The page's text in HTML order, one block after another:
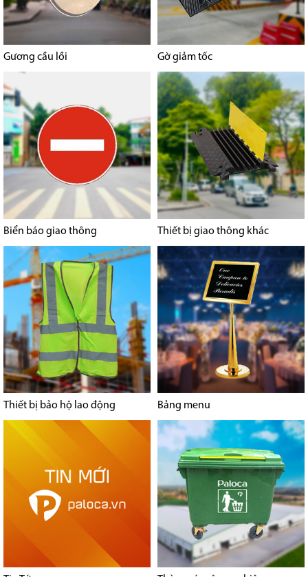
Gương cầu lồi Gờ giảm tốc
Biển báo giao thông Thiết bị giao thông khác
Thiết bị bảo hộ lao động Bảng menu